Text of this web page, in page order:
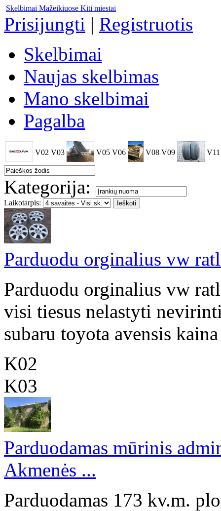
Skelbimai Mažeikiuose Kiti miestai
Prisijungti | Registruotis
Skelbimai
Naujas skelbimas
Mano skelbimai
Pagalba
V02 V03 V05 V06 V08 V09 V11
Kategorija:
Laikotarpis:
Parduodu orginalius vw
Parduodu orginalius vw
visi tiesus nelastyti
subaru toyota avensis
K02
K03
Parduodamas mūrinis
Akmenės ...
Parduodamas 173 kv.m.